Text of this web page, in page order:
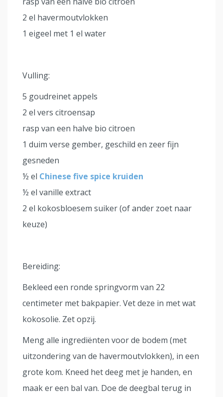
2 el havermoutvlokken
1 eigeel met 1 el water
Vulling:
5 goudreinet appels
2 el vers citroensap
rasp van een halve bio citroen
1 duim verse gember, geschild en zeer fijn
gesneden
½ el Chinese five spice kruiden
½ el vanille extract
2 el kokosbloesem suiker (of ander zoet naar
keuze)
Bereiding:
Bekleed een ronde springvorm van 22
centimeter met bakpapier. Vet deze in met wat
kokosolie. Zet opzij.
Meng alle ingrediënten voor de bodem (met
uitzondering van de havermoutvlokken), in een
grote kom. Kneed het deeg met je handen, en
maak er een bal van. Doe de deegbal terug in